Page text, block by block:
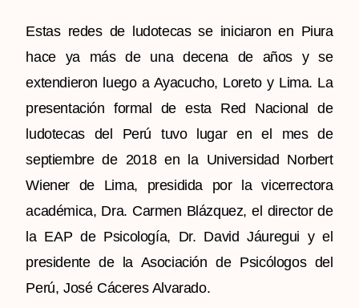
Estas redes de ludotecas se iniciaron en Piura
hace ya más de una decena de años y se
extendieron luego a Ayacucho, Loreto y Lima. La
presentación formal de esta Red Nacional de
ludotecas del Perú tuvo lugar en el mes de
septiembre de 2018 en la Universidad Norbert
Wiener de Lima, presidida por la vicerrectora
académica, Dra. Carmen Blázquez, el director de
la EAP de Psicología, Dr. David Jáuregui y el
presidente de la Asociación de Psicólogos del
Perú, José Cáceres Alvarado.